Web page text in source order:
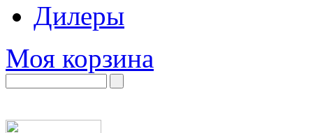
Дилеры
Моя корзина